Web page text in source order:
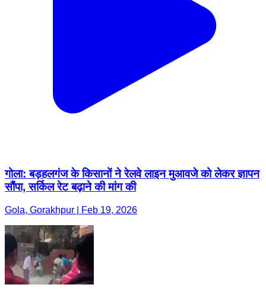
गोला: बड़हलगंज के किसानों ने रेलवे लाइन मुआवजे को लेकर ज्ञापन
सौंपा, सर्किल रेट बढ़ाने की मांग की
Gola, Gorakhpur | Feb 19, 2026